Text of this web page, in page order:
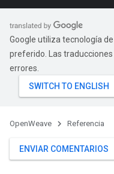
Google utiliza tecnología
preferido. Las
errores.
OpenWeave Referencia
ENVIAR COMENTARIOS